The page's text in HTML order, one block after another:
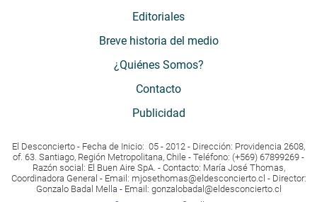
Editoriales
Breve historia del medio
¿Quiénes Somos?
Contacto
Publicidad
El Desconcierto - Fecha de Inicio: 05 - 2012 - Dirección: Providencia 2608,
of. 63. Santiago, Región Metropolitana, Chile - Teléfono: (+569) 67899269 -
Razón social: El Buen Aire SpA. - Contacto: María José Thomas,
Coordinadora General - Email: mjosethomas@eldesconcierto.cl - Director:
Gonzalo Badal Mella - Email: gonzalobadal@eldesconcierto.cl